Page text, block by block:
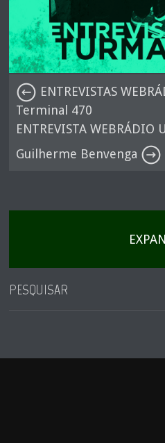
ENTREVISTAS
Terminal 470
ENTREVISTA WEBRÁDIO
Guilherme Benvenga
PESQUISAR